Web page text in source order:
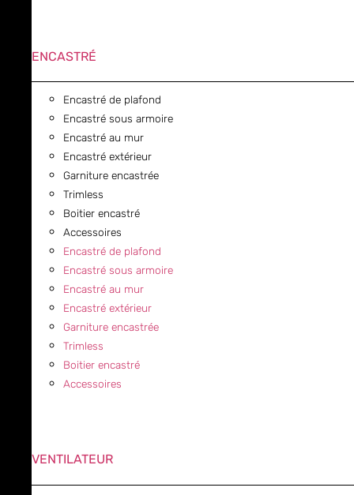
ENCASTRÉ
Encastré de plafond
Encastré sous armoire
Encastré au mur
Encastré extérieur
Garniture encastrée
Trimless
Boitier encastré
Accessoires
Encastré de plafond
Encastré sous armoire
Encastré au mur
Encastré extérieur
Garniture encastrée
Trimless
Boitier encastré
Accessoires
VENTILATEUR